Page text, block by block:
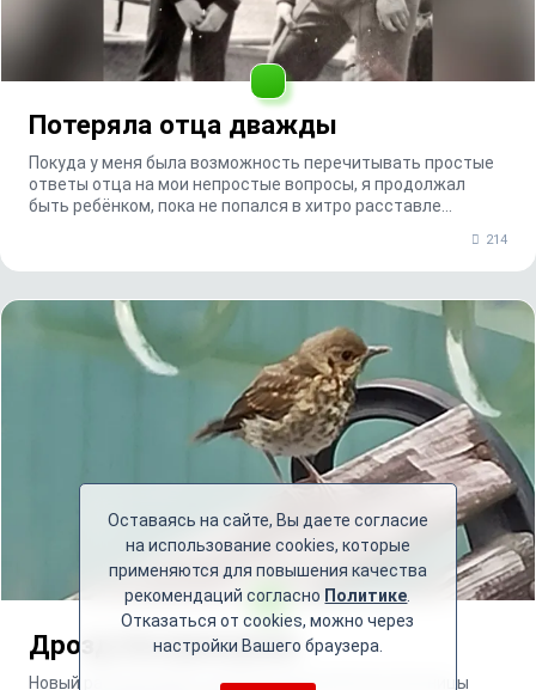
Потеряла отца дважды
Покуда у меня была возможность перечитывать простые
ответы отца на мои непростые вопросы, я продолжал
быть ребёнком, пока не попался в хитро расставле...
214
Дрозд-беспризорник
Новый рассказ известной воронежской писательницы
Оставаясь на сайте, Вы даете согласие
на использование cookies, которые
применяются для повышения качества
рекомендаций согласно Политике
Отказаться от cookies, можно через
настройки Вашего браузера.